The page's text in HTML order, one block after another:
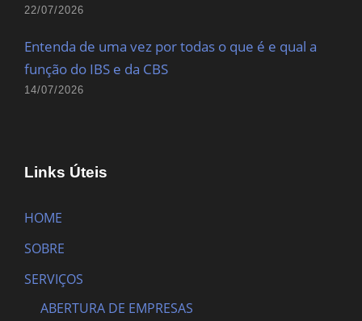
22/07/2026
Entenda de uma vez por todas o que é e qual a
função do IBS e da CBS
14/07/2026
Links Úteis
HOME
SOBRE
SERVIÇOS
ABERTURA DE EMPRESAS